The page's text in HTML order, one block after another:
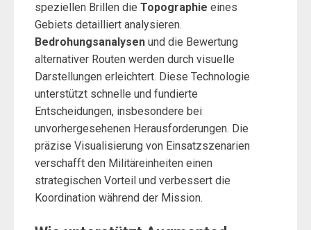
speziellen Brillen die Topographie eines
Gebiets detailliert analysieren.
Bedrohungsanalysen und die Bewertung
alternativer Routen werden durch visuelle
Darstellungen erleichtert. Diese Technologie
unterstützt schnelle und fundierte
Entscheidungen, insbesondere bei
unvorhergesehenen Herausforderungen. Die
präzise Visualisierung von Einsatzszenarien
verschafft den Militäreinheiten einen
strategischen Vorteil und verbessert die
Koordination während der Mission.